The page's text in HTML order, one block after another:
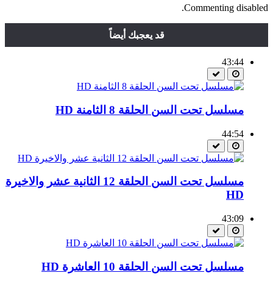
Commenting disabled.
قد يعجبك أيضاً
43:44
مسلسل تحت السن الحلقة 8 الثامنة HD
44:54
مسلسل تحت السن الحلقة 12 الثانية عشر والاخيرة
HD
43:09
مسلسل تحت السن الحلقة 10 العاشرة HD